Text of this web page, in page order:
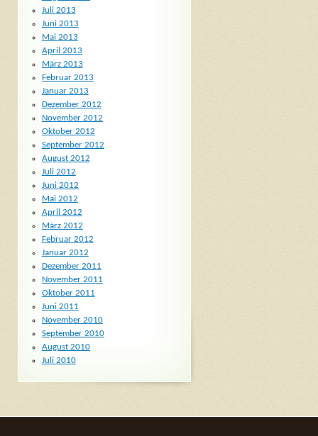
Juli 2013
Juni 2013
Mai 2013
April 2013
März 2013
Februar 2013
Januar 2013
Dezember 2012
November 2012
Oktober 2012
September 2012
August 2012
Juli 2012
Juni 2012
Mai 2012
April 2012
März 2012
Februar 2012
Januar 2012
Dezember 2011
November 2011
Oktober 2011
Juni 2011
November 2010
September 2010
August 2010
Juli 2010